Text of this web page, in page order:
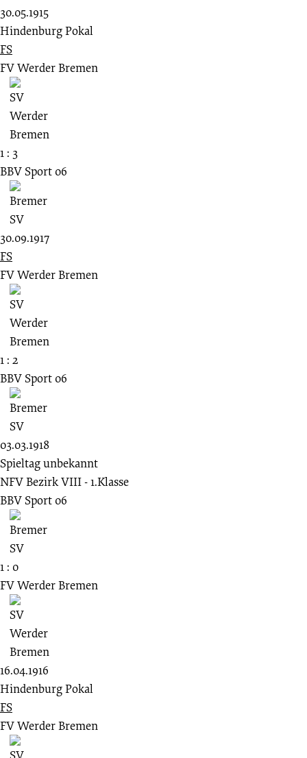
30.05.1915
Hindenburg Pokal
FS
FV Werder Bremen
1 : 3
BBV Sport 06
30.09.1917
FS
FV Werder Bremen
1 : 2
BBV Sport 06
03.03.1918
Spieltag unbekannt
NFV Bezirk VIII - 1.Klasse
BBV Sport 06
1 : 0
FV Werder Bremen
16.04.1916
Hindenburg Pokal
FS
FV Werder Bremen